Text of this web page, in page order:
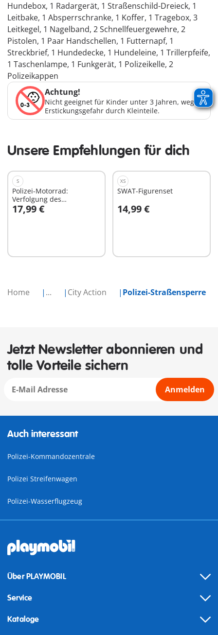
Home ... City Action Polizei-Straßensperre
Hundebox, 1 Radargerät, 1 Straßenschild-Dreieck, 1
Leitbake, 1 Absperrschranke, 1 Koffer, 1 Tragebox, 3
Leitkegel, 1 Nagelband, 2 Schnellfeuergewehre, 2
Pistolen, 1 Paar Handschellen, 1 Futternapf, 1
Streckbrief, 1 Hundedecke, 1 Hundeleine, 1 Trillerpfeife,
1 Taschenlampe, 1 Funkgerät, 1 Polizeikelle, 2
Polizeikappen
Achtung!
Nicht geeignet für Kinder unter 3 Jahren, wegen
Erstickungsgefahr durch Kleinteile.
Unsere Empfehlungen für dich
S
Polizei-Motorrad:
Verfolgung des
Geldräubers
17,99 €
In den Warenkorb
XS
SWAT-Figurenset
14,99 €
In den Warenkorb
Jetzt Newsletter abonnieren und
tolle Vorteile sichern
Anmelden
Auch interessant
Polizei-Kommandozentrale
Polizei Streifenwagen
Polizei-Wasserflugzeug
Über PLAYMOBIL
Service
Kataloge